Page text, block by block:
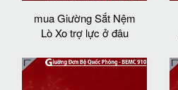
mua Giường Sắt Nệm
Lò Xo trợ lực ở đâu